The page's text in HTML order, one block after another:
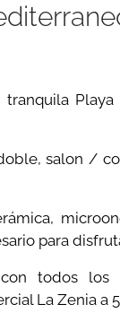
salon /
para
todos los
La Zenia a